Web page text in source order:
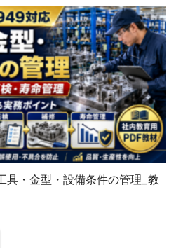
具・金型・設備条件の管理_教